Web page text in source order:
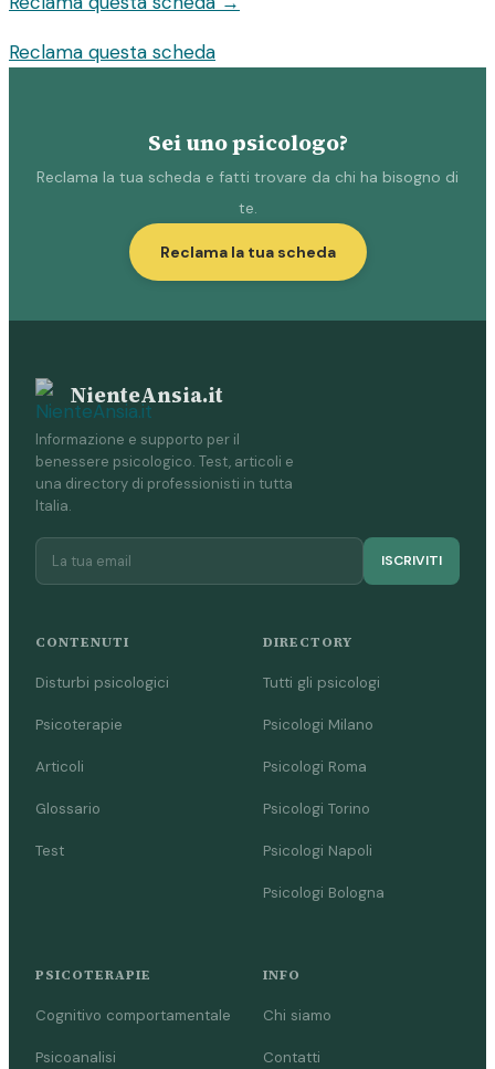
Reclama questa scheda
Sei uno psicologo?
Reclama la tua scheda e fatti trovare da chi ha bisogno di
te.
Reclama la tua scheda
NienteAnsia.it
Informazione e supporto per il
benessere psicologico. Test, articoli e
una directory di professionisti in tutta
Italia.
ISCRIVITI
CONTENUTI
Disturbi psicologici
Psicoterapie
Articoli
Glossario
Test
DIRECTORY
Tutti gli psicologi
Psicologi Milano
Psicologi Roma
Psicologi Torino
Psicologi Napoli
Psicologi Bologna
PSICOTERAPIE
Cognitivo comportamentale
Psicoanalisi
INFO
Chi siamo
Contatti